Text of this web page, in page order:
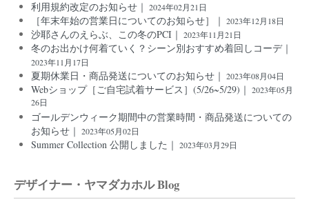
利用規約改定のお知らせ｜ 2024年02月21日
［年末年始の営業日についてのお知らせ］｜ 2023年12月18日
沙耶さんのえらぶ、この冬のPCI｜ 2023年11月21日
冬のお出かけ何着ていく？シーン別おすすめ着回しコーデ｜
2023年11月17日
夏期休業日・商品発送についてのお知らせ｜ 2023年08月04日
Webショップ［ご自宅試着サービス］(5/26~5/29)｜ 2023年05月
26日
ゴールデンウィーク期間中の営業時間・商品発送についての
お知らせ｜ 2023年05月02日
Summer Collection 公開しました｜ 2023年03月29日
デザイナー・ヤマダカホル Blog